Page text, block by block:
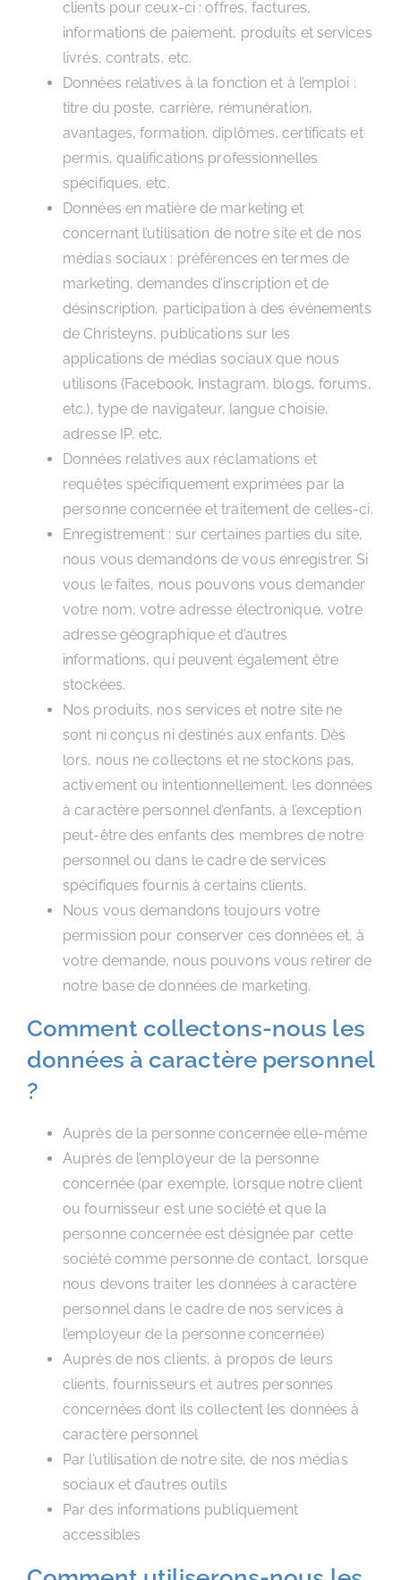
clients pour ceux-ci : offres, factures,
informations de paiement, produits et services
livrés, contrats, etc.
Données relatives à la fonction et à l’emploi :
titre du poste, carrière, rémunération,
avantages, formation, diplômes, certificats et
permis, qualifications professionnelles
spécifiques, etc.
Données en matière de marketing et
concernant l’utilisation de notre site et de nos
médias sociaux : préférences en termes de
marketing, demandes d’inscription et de
désinscription, participation à des événements
de Christeyns, publications sur les
applications de médias sociaux que nous
utilisons (Facebook, Instagram, blogs, forums,
etc.), type de navigateur, langue choisie,
adresse IP, etc.
Données relatives aux réclamations et
requêtes spécifiquement exprimées par la
personne concernée et traitement de celles-ci.
Enregistrement : sur certaines parties du site,
nous vous demandons de vous enregistrer. Si
vous le faites, nous pouvons vous demander
votre nom, votre adresse électronique, votre
adresse géographique et d’autres
informations, qui peuvent également être
stockées.
Nos produits, nos services et notre site ne
sont ni conçus ni destinés aux enfants. Dès
lors, nous ne collectons et ne stockons pas,
activement ou intentionnellement, les données
à caractère personnel d’enfants, à l’exception
peut-être des enfants des membres de notre
personnel ou dans le cadre de services
spécifiques fournis à certains clients.
Nous vous demandons toujours votre
permission pour conserver ces données et, à
votre demande, nous pouvons vous retirer de
notre base de données de marketing.
Comment collectons-nous les
données à caractère personnel
?
Auprès de la personne concernée elle-même
Auprès de l’employeur de la personne
concernée (par exemple, lorsque notre client
ou fournisseur est une société et que la
personne concernée est désignée par cette
société comme personne de contact, lorsque
nous devons traiter les données à caractère
personnel dans le cadre de nos services à
l’employeur de la personne concernée)
Auprès de nos clients, à propos de leurs
clients, fournisseurs et autres personnes
concernées dont ils collectent les données à
caractère personnel
Par l’utilisation de notre site, de nos médias
sociaux et d’autres outils
Par des informations publiquement
accessibles